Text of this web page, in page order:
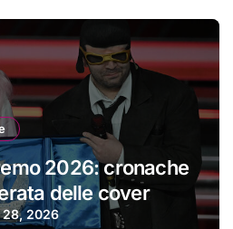
2026: cronache
delle cover
28, 2026